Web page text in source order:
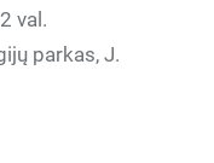
val.
parkas, J.